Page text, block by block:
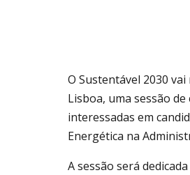
O Sustentável 2030
Lisboa, uma sessão
interessadas em
Energética na
A sessão será